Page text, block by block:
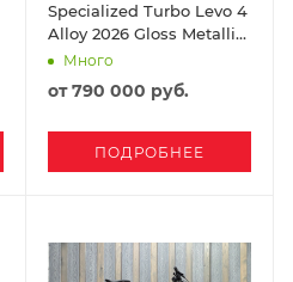
Specialized Turbo Levo 4
Alloy 2026 Gloss Metallic
Obsidian / Silver Dust
Много
от790 000 руб.
ПОДРОБНЕЕ